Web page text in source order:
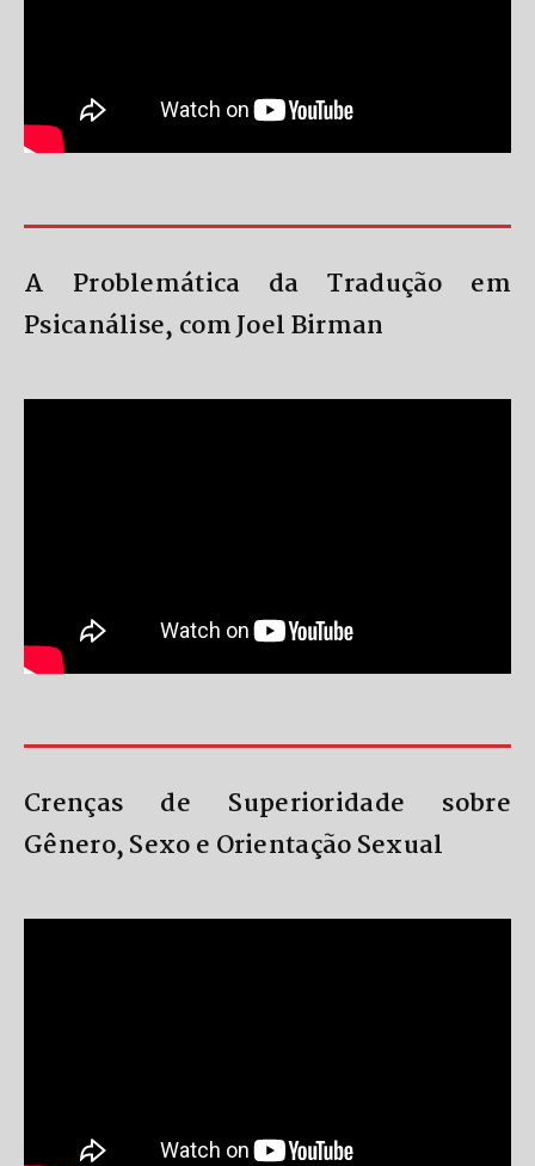
A Problemática da Tradução em
Psicanálise, com Joel Birman
Crenças de Superioridade sobre
Gênero, Sexo e Orientação Sexual